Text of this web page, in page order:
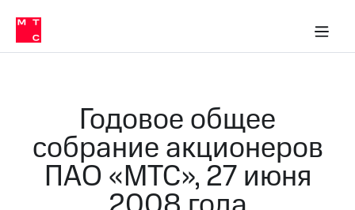
Медиа-центр
и акционерам
Устойчивое развитие
Комплаенс и деловая этика
компании
Карьера
в МТС
История
компании
Руководство
в МТС
Пресс-
релизы
МТС
о технологиях
Годовое общее
собрание акционеров
ПАО «МТС», 27 июня